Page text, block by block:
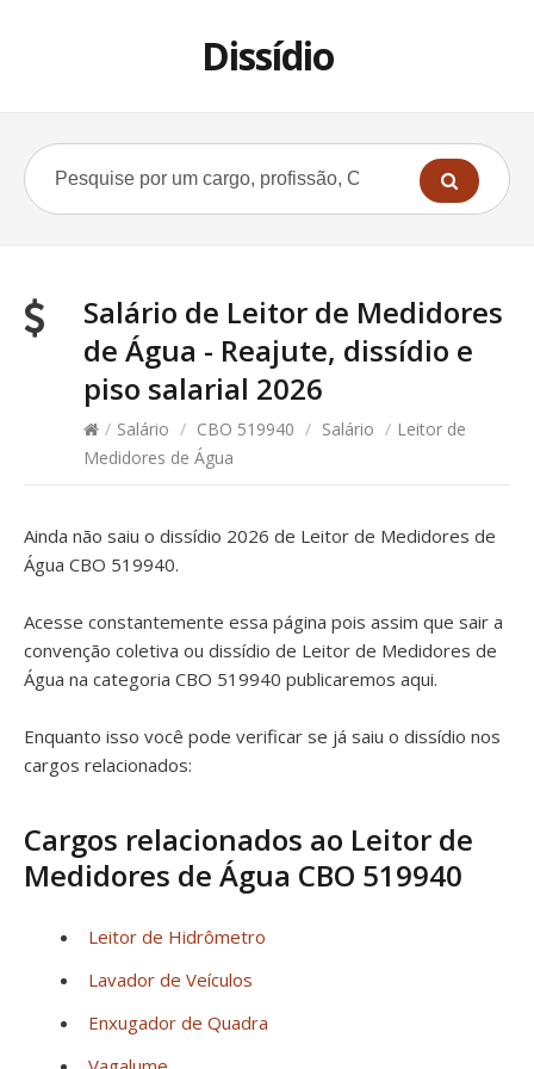
Dissídio
Salário de Leitor de Medidores
de Água - Reajute, dissídio e
piso salarial 2026
/ Salário / CBO 519940 / Salário / Leitor de
Medidores de Água
Ainda não saiu o dissídio 2026 de Leitor de Medidores de
Água CBO 519940.
Acesse constantemente essa página pois assim que sair a
convenção coletiva ou dissídio de Leitor de Medidores de
Água na categoria CBO 519940 publicaremos aqui.
Enquanto isso você pode verificar se já saiu o dissídio nos
cargos relacionados:
Cargos relacionados ao Leitor de
Medidores de Água CBO 519940
Leitor de Hidrômetro
Lavador de Veículos
Enxugador de Quadra